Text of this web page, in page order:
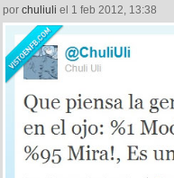
por chuliuli el 1 feb 2012, 13:38